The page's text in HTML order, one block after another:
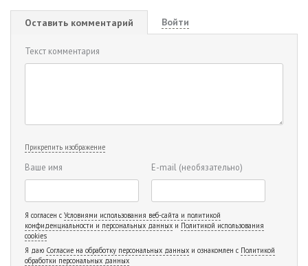
Оставить комментарий Войти
Текст комментария
Прикрепить изображение
Ваше имя E-mail (необязательно)
Я согласен с Условиями использования веб-сайта и политикой
конфиденциальности и персональных данных и Политикой использования
cookies
Я даю Согласие на обработку персональных данных и ознакомлен с Политикой
обработки персональных данных